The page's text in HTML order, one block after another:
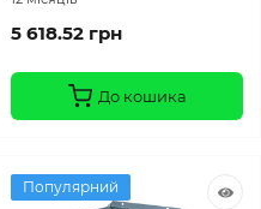
5 618.52 грн
До кошика
Популярний